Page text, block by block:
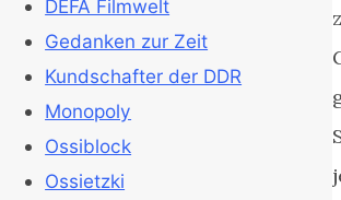
DEFA Filmwelt
Gedanken zur Zeit
Kundschafter der DDR
Monopoly
Ossiblock
Ossietzki